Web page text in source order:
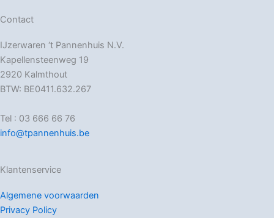
Contact
IJzerwaren ‘t Pannenhuis N.V.
Kapellensteenweg 19
2920 Kalmthout
BTW: BE0411.632.267
Tel : 03 666 66 76
info@tpannenhuis.be
Klantenservice
Algemene voorwaarden
Privacy Policy